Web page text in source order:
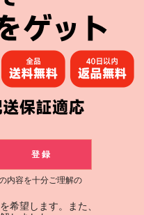
購読
登録する
登録
内容を十分ご理解の
希望します。また、